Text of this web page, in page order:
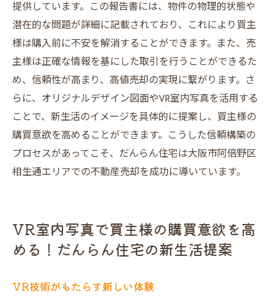
提供しています。この報告書には、物件の物理的状態や
潜在的な問題が詳細に記載されており、これにより買主
様は購入前に不安を解消することができます。また、売
主様は正確な情報を基にした取引を行うことができるた
め、信頼性が高まり、高値売却の実現に繋がります。さ
らに、オリジナルデザイン図面やVR室内写真を活用する
ことで、新生活のイメージを具体的に提案し、買主様の
購買意欲を高めることができます。こうした信頼構築の
プロセスがあってこそ、だんらん住宅は大阪市阿倍野区
相生通エリアでの不動産売却を成功に導いています。
VR室内写真で買主様の購買意欲を高
める！だんらん住宅の新生活提案
VR技術がもたらす新しい体験